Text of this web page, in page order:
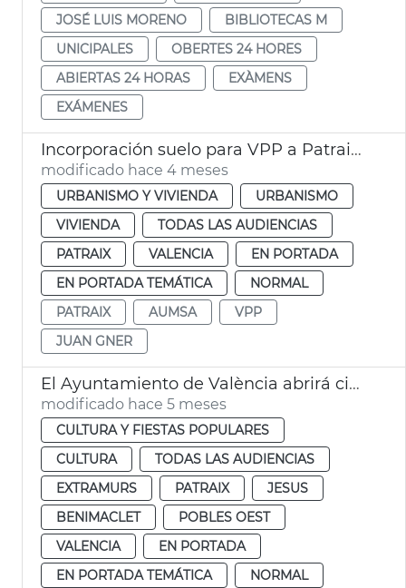
JOSÉ LUIS MORENO
BIBLIOTECAS M
UNICIPALES
OBERTES 24 HORES
ABIERTAS 24 HORAS
EXÀMENS
EXÁMENES
Incorporación suelo para VPP a Patraix. València
modificado hace 4 meses
URBANISMO Y VIVIENDA
URBANISMO
VIVIENDA
TODAS LAS AUDIENCIAS
PATRAIX
VALENCIA
EN PORTADA
EN PORTADA TEMÁTICA
NORMAL
PATRAIX
AUMSA
VPP
JUAN GNER
El Ayuntamiento de València abrirá cinco bibliotecas 24 horas durante las épocas de exámenes
modificado hace 5 meses
CULTURA Y FIESTAS POPULARES
CULTURA
TODAS LAS AUDIENCIAS
EXTRAMURS
PATRAIX
JESUS
BENIMACLET
POBLES OEST
VALENCIA
EN PORTADA
EN PORTADA TEMÁTICA
NORMAL